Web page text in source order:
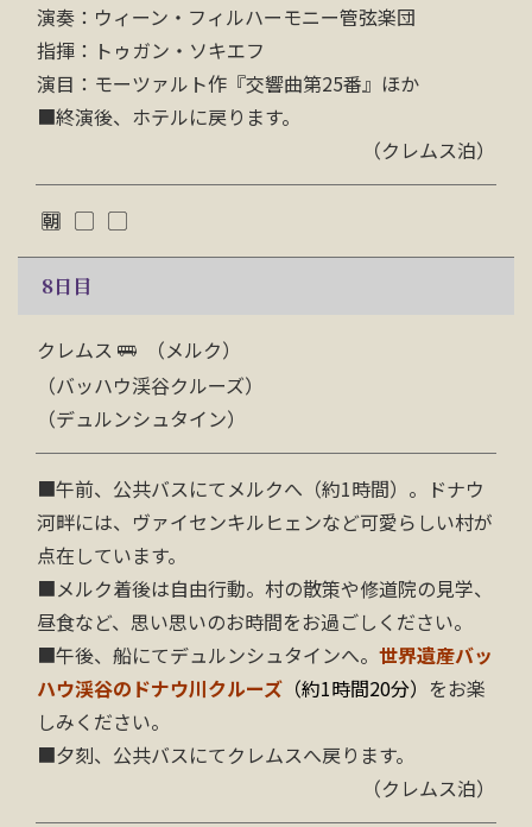
演奏：ウィーン・フィルハーモニー管弦楽団
指揮：トゥガン・ソキエフ
演目：モーツァルト作『交響曲第25番』ほか
■終演後、ホテルに戻ります。
（クレムス泊）
8日目
クレムス
（メルク）
（バッハウ渓谷クルーズ）
（デュルンシュタイン）
■午前、公共バスにてメルクへ（約1時間）。ドナウ
河畔には、ヴァイセンキルヒェンなど可愛らしい村が
点在しています。
■メルク着後は自由行動。村の散策や修道院の見学、
昼食など、思い思いのお時間をお過ごしください。
■午後、船にてデュルンシュタインへ。 世界遺産バッ
ハウ渓谷のドナウ川クルーズ （約1時間20分） をお楽
しみください。
■夕刻、公共バスにてクレムスへ戻ります。
（クレムス泊）